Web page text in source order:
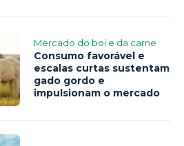
Mercado do boi e da carne
Consumo favorável e
escalas curtas sustentam
gado gordo e
impulsionam o mercado